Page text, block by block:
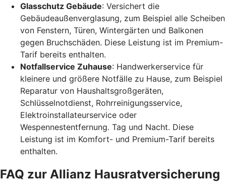
Glasschutz Gebäude: Versichert die
Gebäudeaußenverglasung, zum Beispiel alle Scheiben
von Fenstern, Türen, Wintergärten und Balkonen
gegen Bruchschäden. Diese Leistung ist im Premium-
Tarif bereits enthalten.
Notfallservice Zuhause: Handwerkerservice für
kleinere und größere Notfälle zu Hause, zum Beispiel
Reparatur von Haushaltsgroßgeräten,
Schlüsselnotdienst, Rohrreinigungsservice,
Elektroinstallateurservice oder
Wespennestentfernung. Tag und Nacht. Diese
Leistung ist im Komfort- und Premium-Tarif bereits
enthalten.
FAQ zur Allianz Hausratversicherung